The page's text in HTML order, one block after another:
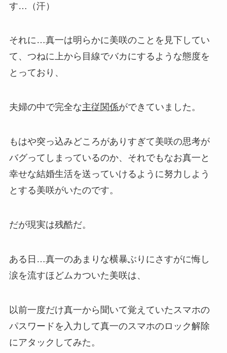
す…（汗）
それに…真一は明らかに美咲のことを見下してい
て、つねに上から目線でバカにするような態度を
とっており、
夫婦の中で完全な主従関係ができていました。
もはや突っ込みどころがありすぎて美咲の思考が
バグってしまっているのか、それでもなお真一と
幸せな結婚生活を送っていけるように努力しよう
とする美咲がいたのです。
だが現実は残酷だ。
ある日…真一のあまりな横暴ぶりにさすがに悔し
涙を流すほどムカついた美咲は、
以前一度だけ真一から聞いて覚えていたスマホの
パスワードを入力して真一のスマホのロック解除
にアタックしてみた。